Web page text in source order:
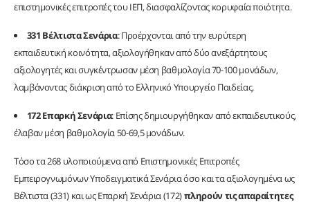
επιστημονικές επιτροπές του ΙΕΠ, διασφαλίζοντας κορυφαία ποιότητα.
331 Βέλτιστα Σενάρια: Προέρχονται από την ευρύτερη
εκπαιδευτική κοινότητα, αξιολογήθηκαν από δύο ανεξάρτητους
αξιολογητές και συγκέντρωσαν μέση βαθμολογία 70-100 μονάδων,
λαμβάνοντας διάκριση από το Ελληνικό Υπουργείο Παιδείας.
172 Επαρκή Σενάρια: Επίσης δημιουργήθηκαν από εκπαιδευτικούς,
έλαβαν μέση βαθμολογία 50-69,5 μονάδων.
Τόσο τα 268 υλοποιούμενα από Επιστημονικές Επιτροπές
Εμπειρογνωμόνων Υποδειγματικά Σενάρια όσο και τα αξιολογημένα ως
Βέλτιστα (331) και ως Επαρκή Σενάρια (172)πληρούν τις απαραίτητες